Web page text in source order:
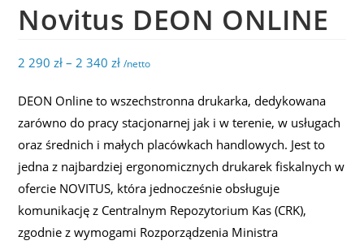
Novitus DEON ONLINE
2 290zł –2 340zł /netto
DEON Online to wszechstronna drukarka, dedykowana
zarówno do pracy stacjonarnej jak i w terenie, w usługach
oraz średnich i małych placówkach handlowych. Jest to
jedna z najbardziej ergonomicznych drukarek fiskalnych w
ofercie NOVITUS, która jednocześnie obsługuje
komunikację z Centralnym Repozytorium Kas (CRK),
zgodnie z wymogami Rozporządzenia Ministra